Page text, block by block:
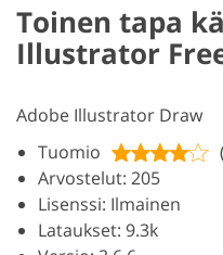
Toinen tapa
Illustrator
Adobe Illustrator Draw
Tuomio
Arvostelut: 205
Lisenssi: Ilmainen
Lataukset: 9.3k